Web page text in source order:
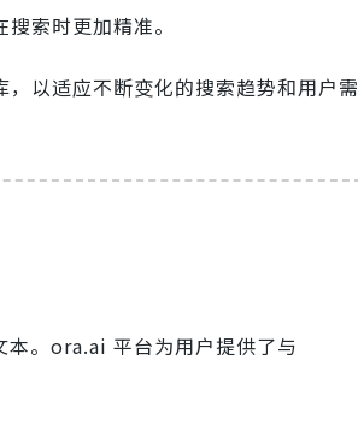
索时更加精准。
以适应不断变化的搜索趋势和用户需
。ora.ai 平台为用户提供了与